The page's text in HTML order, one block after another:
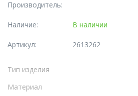
Производитель:
Наличие: В наличии
Артикул: 2613262
Тип изделия
Материал